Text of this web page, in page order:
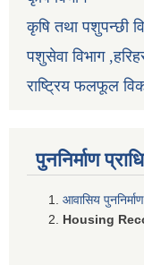
कृषि तथा पशुपन्छी
पशुसेवा विभाग
राष्ट्रिय फलफूल
पुननिर्माण
आवासिय
Housing